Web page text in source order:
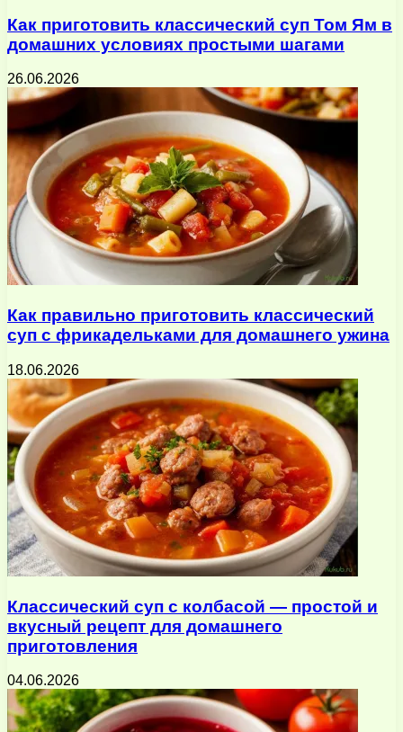
Как приготовить классический суп Том Ям в
домашних условиях простыми шагами
26.06.2026
Как правильно приготовить классический
суп с фрикадельками для домашнего ужина
18.06.2026
Классический суп с колбасой — простой и
вкусный рецепт для домашнего
приготовления
04.06.2026